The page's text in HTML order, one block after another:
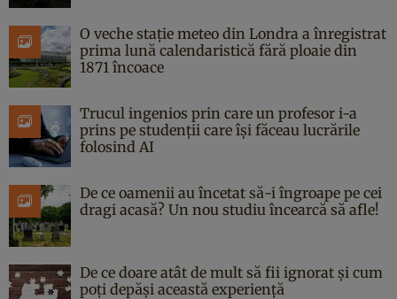
O veche stație meteo din Londra a înregistrat
prima lună calendaristică fără ploaie din
1871 încoace
Trucul ingenios prin care un profesor i-a
prins pe studenții care își făceau lucrările
folosind AI
De ce oamenii au încetat să-i îngroape pe cei
dragi acasă? Un nou studiu încearcă să afle!
De ce doare atât de mult să fii ignorat și cum
poți depăși această experiență